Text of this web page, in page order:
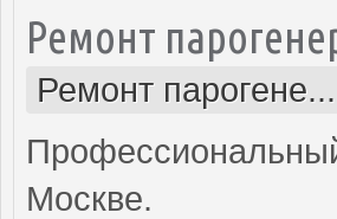
Ремонт
Ремонт
Москве.